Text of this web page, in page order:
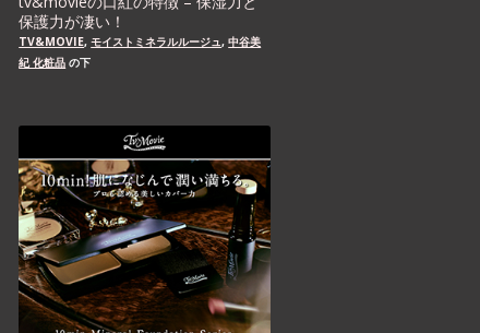
保護力が凄い！
TV&MOVIE,モイストミネラルルージュ,中谷美
紀 化粧品 の下